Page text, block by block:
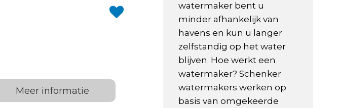
Meer informatie
watermaker bent u
minder afhankelijk van
havens en kun u langer
zelfstandig op het water
blijven. Hoe werkt een
watermaker? Schenker
watermakers werken op
basis van omgekeerde